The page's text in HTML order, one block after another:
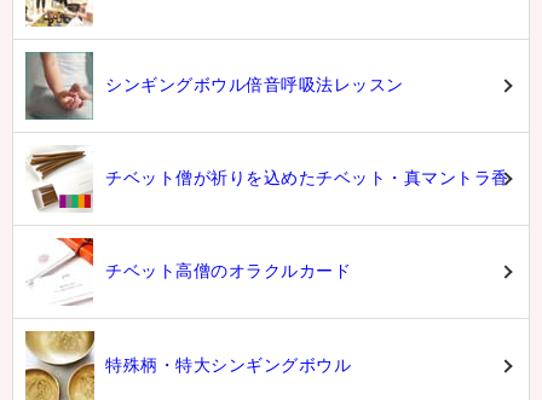
シンギングボウル倍音呼吸法レッスン
チベット僧が祈りを込めたチベット・真マントラ香
チベット高僧のオラクルカード
特殊柄・特大シンギングボウル